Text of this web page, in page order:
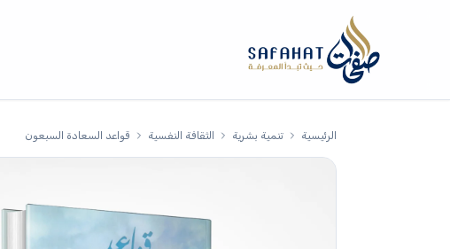
الرئيسية تنمية بشرية الثقافة النفسية قواعد السعادة السبعون